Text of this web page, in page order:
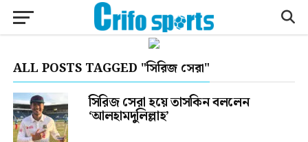
ALL POSTS TAGGED "সিরিজ সেরা"
সিরিজ সেরা হয়ে তাসকিন বললেন
‘আলহামদুলিল্লাহ’